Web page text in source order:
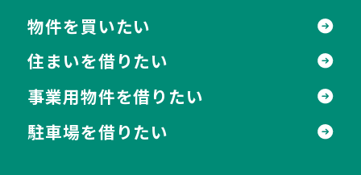
物件を買いたい
住まいを借りたい
事業用物件を借りたい
駐車場を借りたい